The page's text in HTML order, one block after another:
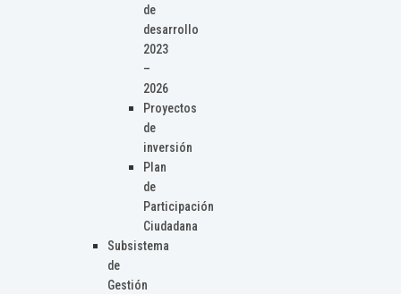
de
desarrollo
2023
–
2026
Proyectos
de
inversión
Plan
de
Participación
Ciudadana
Subsistema
de
Gestión